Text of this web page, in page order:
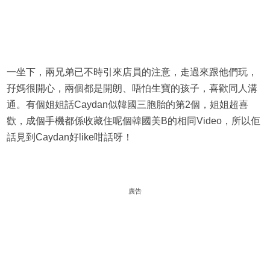
一坐下，兩兄弟已不時引來店員的注意，走過來跟他們玩，
孖媽很開心，兩個都是開朗、唔怕生寶的孩子，喜歡同人溝
通。有個姐姐話Caydan似韓國三胞胎的第2個，姐姐超喜
歡，成個手機都係收藏住呢個韓國美B的相同Video，所以佢
話見到Caydan好like咁話呀！
廣告